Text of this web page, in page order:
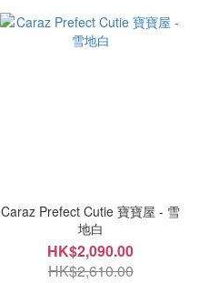
Caraz Prefect Cutie 寶寶屋 - 雪
地白
HK$2,090.00
HK$2,610.00